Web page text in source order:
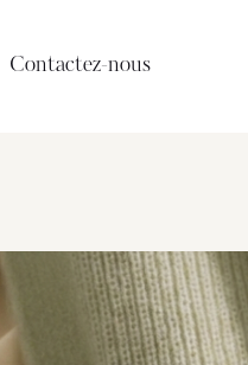
Contactez-nous